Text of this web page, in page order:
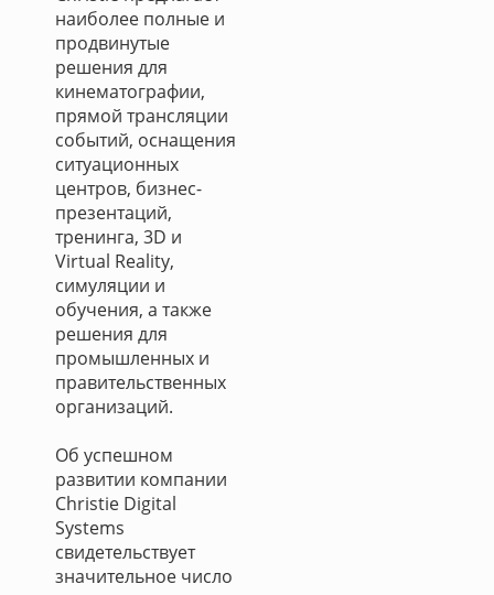
наиболее полные и
продвинутые
решения для
кинематографии,
прямой трансляции
событий, оснащения
ситуационных
центров, бизнес-
презентаций,
тренинга, 3D и
Virtual Reality,
симуляции и
обучения, а также
решения для
промышленных и
правительственных
организаций.
Об успешном
развитии компании
Christie Digital
Systems
свидетельствует
значительное число